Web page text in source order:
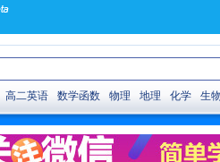
高二英语 数学函数 物理 地理 化学 生